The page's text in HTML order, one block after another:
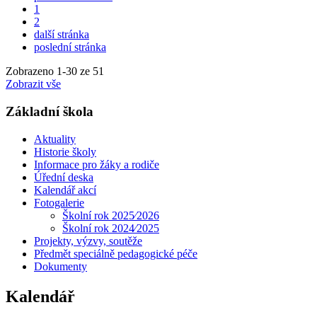
1
2
další stránka
poslední stránka
Zobrazeno 1-30 ze 51
Zobrazit vše
Základní škola
Aktuality
Historie školy
Informace pro žáky a rodiče
Úřední deska
Kalendář akcí
Fotogalerie
Školní rok 2025⁄2026
Školní rok 2024⁄2025
Projekty, výzvy, soutěže
Předmět speciálně pedagogické péče
Dokumenty
Kalendář